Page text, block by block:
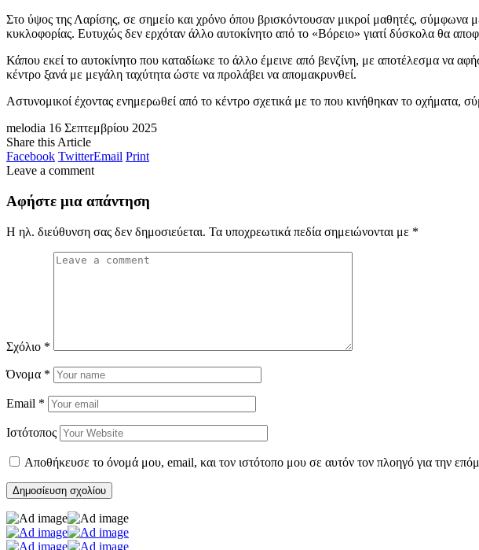
Στο ύψος της Λαρίσης, σε σημείο και χρόνο όπου βρισκόντουσαν μικροί μαθητές, σύμφωνα
κυκλοφορίας. Ευτυχώς δεν ερχόταν άλλο αυτοκίνητο από το «Βόρειο» γιατί δύσκολα θα
Κάπου εκεί το αυτοκίνητο που καταδίωκε το άλλο έμεινε από βενζίνη, με αποτέλεσμα να
κέντρο ξανά με μεγάλη ταχύτητα ώστε να προλάβει να απομακρυνθεί.
Αστυνομικοί έχοντας ενημερωθεί από το κέντρο σχετικά με το που κινήθηκαν το οχήματα,
melodia 16 Σεπτεμβρίου 2025
Share this Article
Facebook TwitterEmail Print
Leave a comment
Αφήστε μια απάντηση
Η ηλ. διεύθυνση σας δεν δημοσιεύεται. Τα υποχρεωτικά πεδία σημειώνονται με *
Σχόλιο *
Όνομα *
Email *
Ιστότοπος
Αποθήκευσε το όνομά μου, email, και τον ιστότοπο μου σε αυτόν τον πλοηγό για την